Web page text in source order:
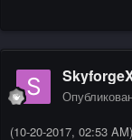
(10-20-2017, 02:53